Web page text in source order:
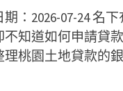
：2026-07-24 名
不知道如何申請貸
理桃園土地貸款的